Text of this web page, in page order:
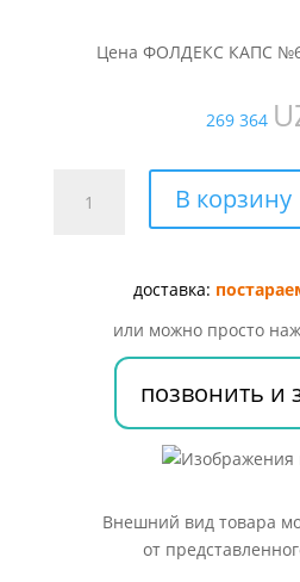
Цена ФОЛДЕКС КАПС
269 364
товара
В корзину
доставка:
или можно просто
позвонить и
Внешний вид товара
от